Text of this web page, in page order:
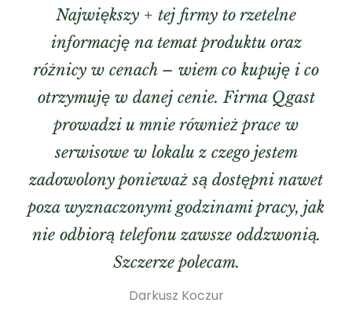
Największy + tej firmy to rzetelne
informację na temat produktu oraz
różnicy w cenach – wiem co kupuję i co
otrzymuję w danej cenie. Firma Qgast
prowadzi u mnie również prace w
serwisowe w lokalu z czego jestem
zadowolony ponieważ są dostępni nawet
poza wyznaczonymi godzinami pracy, jak
nie odbiorą telefonu zawsze oddzwonią.
Szczerze polecam.
Darkusz Koczur